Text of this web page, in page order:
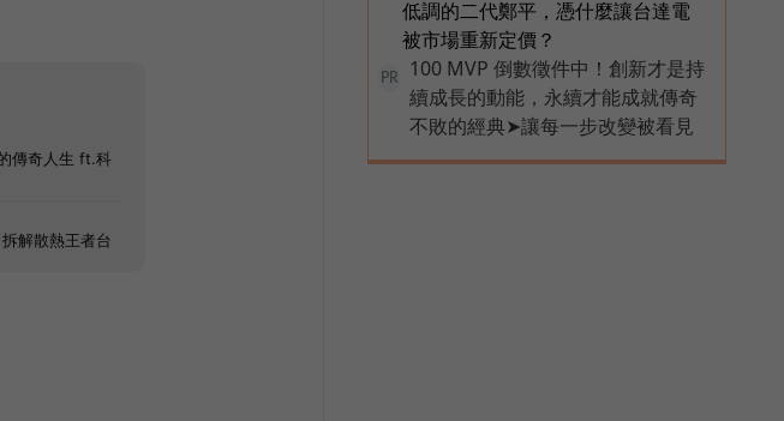
低調的二代鄭平，憑什麼讓台達電
被市場重新定價？
PR
100 MVP 倒數徵件中！創新才是持
續成長的動能，永續才能成就傳奇
不敗的經典➤讓每一步改變被看見